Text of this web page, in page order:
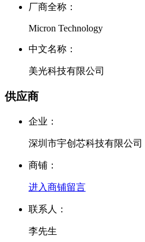
厂商全称：
Micron Technology
中文名称：
美光科技有限公司
供应商
企业：
深圳市宇创芯科技有限公司
商铺：
进入商铺留言
联系人：
李先生